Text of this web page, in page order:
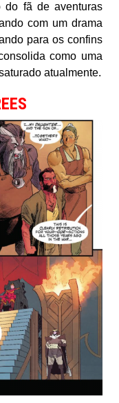
do fã de aventuras
com um drama
para os confins
como uma
atualmente.